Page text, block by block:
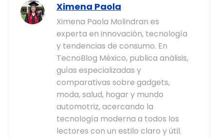
Ximena Paola
Ximena Paola Molindran es
experta en innovación, tecnología
y tendencias de consumo. En
TecnoBlog México, publica análisis,
guías especializadas y
comparativas sobre gadgets,
moda, salud, hogar y mundo
automotriz, acercando la
tecnología moderna a todos los
lectores con un estilo claro y útil.